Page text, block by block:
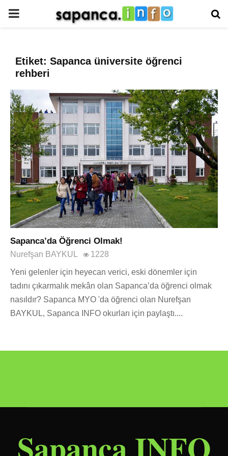
PRIMARY
Etiket: Sapanca üniversite öğrenci
rehberi
Sapanca’da Öğrenci Olmak!
Nurefşan BAYKUL 1228
Yeni gelenler için heyecan verici, eski dönemler için
tadını çıkarmalık mekân olan Sapanca’da öğrenci olmak
nasıldır? Sapanca MYO 'da öğrenci olan Nurefşan
BAYKUL, Sapanca INFO okurları için paylaştı....